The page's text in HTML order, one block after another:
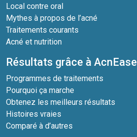
Local contre oral
Mythes à propos de l’acné
Traitements courants
Acné et nutrition
Résultats grâce à AcnEase
Programmes de traitements
Pourquoi ça marche
Obtenez les meilleurs résultats
Histoires vraies
Comparé à d’autres